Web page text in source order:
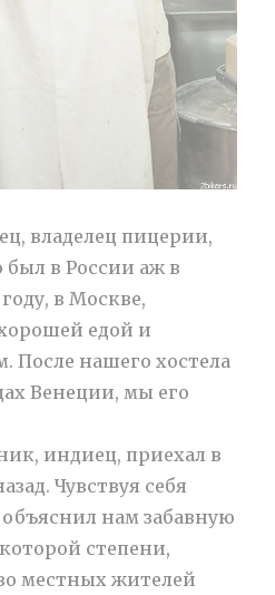
владелец пицерии,
был в России аж в
в Москве,
едой и
После нашего хостела
Венеции, мы его
индиец, приехал в
Чувствуя себя
нам забавную
степени,
местных жителей